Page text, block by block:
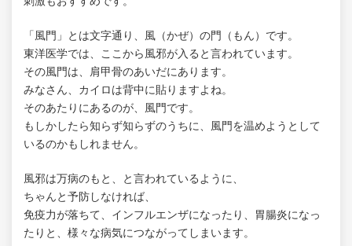
「風門」とは文字通り、風（かぜ）の門（もん）です。
東洋医学では、ここから風邪が入ると言われています。
その風門は、肩甲骨のあいだにあります。
みなさん、カイロは背中に貼りますよね。
そのあたりにあるのが、風門です。
もしかしたら知らず知らずのうちに、風門を温めようとして
いるのかもしれません。
風邪は万病のもと、と言われているように、
ちゃんと予防しなければ、
免疫力が落ちて、インフルエンザになったり、胃腸炎になっ
たりと、様々な病気につながってしまいます。